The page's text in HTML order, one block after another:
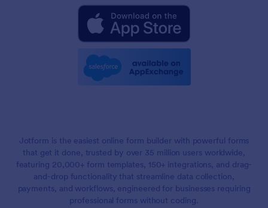
Jotform is the easiest online form builder with powerful forms
that get it done, trusted by over 35 million users worldwide,
featuring 20,000+ form templates, 150+ integrations, and drag-
and-drop functionality that streamline data collection,
payments, and workflows, engineered for businesses requiring
professional forms without coding.